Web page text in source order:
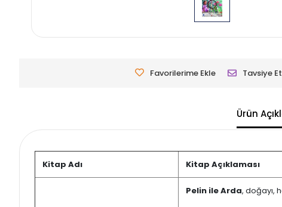
Favorilerime Ekle Tavsiye Et
Ürün
Kitap Adı Kitap Açıklaması
Pelin ile Arda, doğayı,